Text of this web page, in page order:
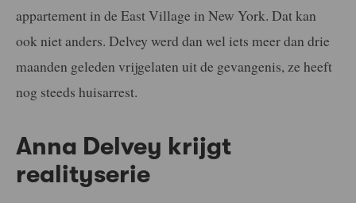
appartement in de East Village in New York. Dat kan
ook niet anders. Delvey werd dan wel iets meer dan drie
maanden geleden vrijgelaten uit de gevangenis, ze heeft
nog steeds huisarrest.
Anna Delvey krijgt
realityserie